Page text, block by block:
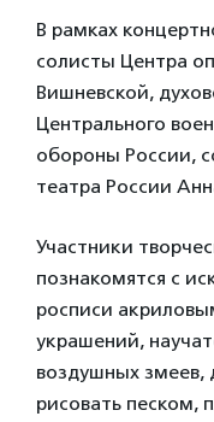
В рамках
солисты Центра
Вишневской,
Центрального
обороны России,
театра России
Участники
познакомятся с
росписи
украшений,
воздушных змеев,
рисовать песком,